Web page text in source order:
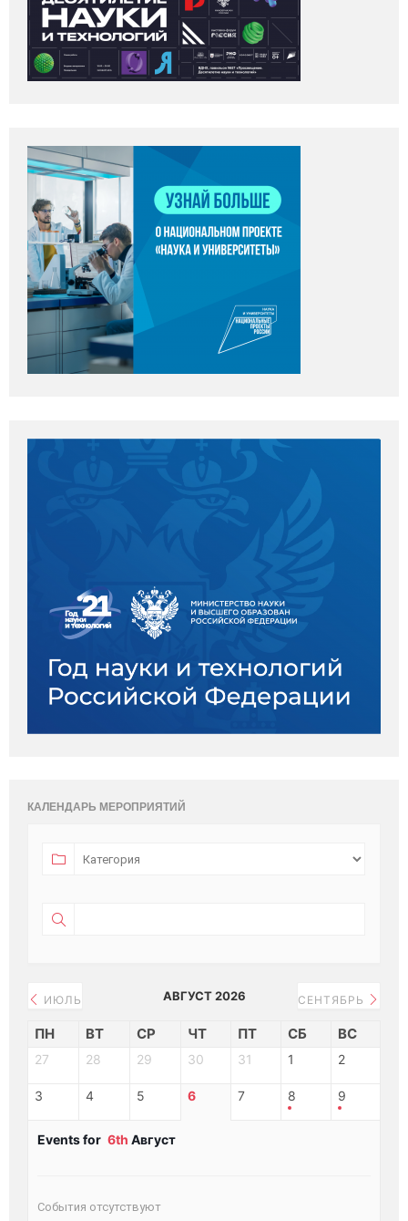
КАЛЕНДАРЬ МЕРОПРИЯТИЙ
ИЮЛЬ АВГУСТ 2026 СЕНТЯБРЬ
ПН ВТ СР ЧТ ПТ СБ ВС
27 28 29 30 31 1 2
3 4 5 6 7 8 9
Events for 6th Август
События отсутствуют